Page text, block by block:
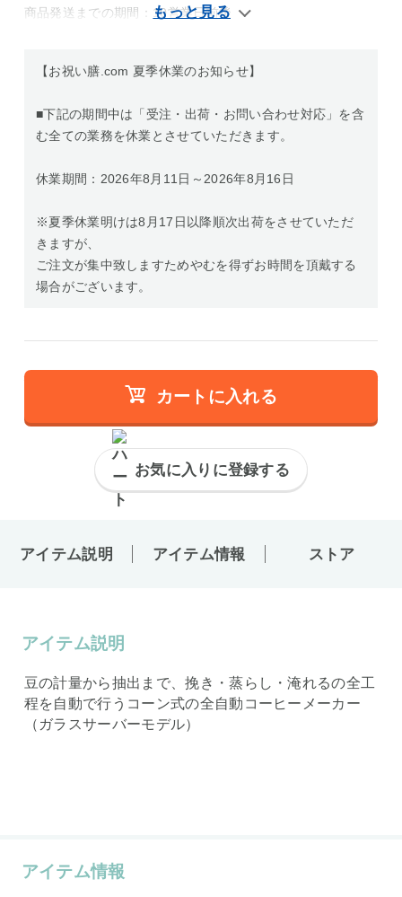
商品発送までの期間：10営業日前後
【お祝い膳.com 夏季休業のお知らせ】
■下記の期間中は「受注・出荷・お問い合わせ対応」を含
む全ての業務を休業とさせていただきます。
休業期間：2026年8月11日～2026年8月16日
※夏季休業明けは8月17日以降順次出荷をさせていただ
きますが、
ご注文が集中致しますためやむを得ずお時間を頂戴する
場合がございます。
カートに入れる
お気に入りに登録する
アイテム説明 アイテム情報 ストア
アイテム説明
豆の計量から抽出まで、挽き・蒸らし・淹れるの全工
程を自動で行うコーン式の全自動コーヒーメーカー
（ガラスサーバーモデル）
アイテム情報